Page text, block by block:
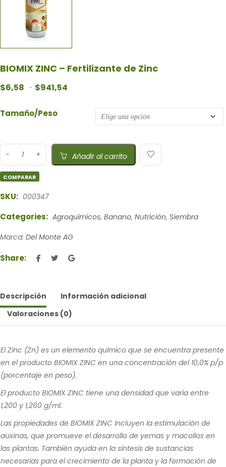
BIOMIX ZINC – Fertilizante de Zinc
$6,58 - $941,54
Tamaño/Peso
Añadir al carrito
COMPARAR
SKU: 000347
Categories: Agroquímicos, Banano, Nutrición, Siembra
Marca: Del Monte AG
Share:
Descripción
Información adicional
Valoraciones (0)
El Zinc (Zn) es un elemento químico que se encuentra presente
en el producto BIOMIX ZINC en una concentración del 10,0% p/p
(porcentaje en peso).
El producto BIOMIX ZINC tiene una densidad que varía entre
1,200 y 1,260 g/ml.
Las propiedades de BIOMIX ZINC incluyen la estimulación de
auxinas, que promueve el desarrollo de yemas y macollos en
las plantas. También ayuda en la síntesis de sustancias
necesarias para el crecimiento de la planta y la formación de